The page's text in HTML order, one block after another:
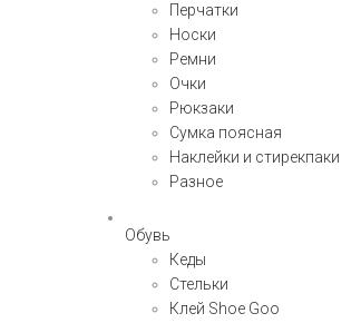
Перчатки
Носки
Ремни
Очки
Рюкзаки
Сумка поясная
Наклейки и стирекпаки
Разное
Обувь
Кеды
Стельки
Клей Shoe Goo